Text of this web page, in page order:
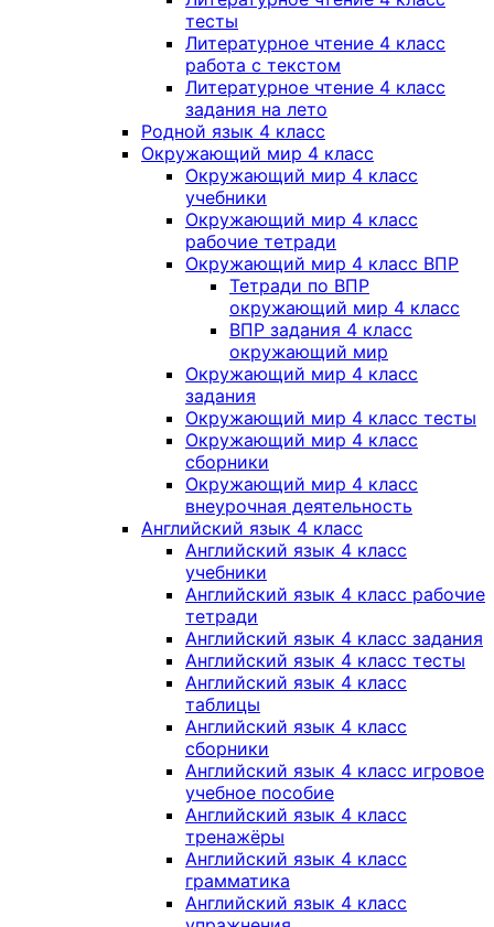
тесты
Литературное чтение 4 класс
работа с текстом
Литературное чтение 4 класс
задания на лето
Родной язык 4 класс
Окружающий мир 4 класс
Окружающий мир 4 класс
учебники
Окружающий мир 4 класс
рабочие тетради
Окружающий мир 4 класс ВПР
Тетради по ВПР
окружающий мир 4 класс
ВПР задания 4 класс
окружающий мир
Окружающий мир 4 класс
задания
Окружающий мир 4 класс тесты
Окружающий мир 4 класс
сборники
Окружающий мир 4 класс
внеурочная деятельность
Английский язык 4 класс
Английский язык 4 класс
учебники
Английский язык 4 класс рабочие
тетради
Английский язык 4 класс задания
Английский язык 4 класс тесты
Английский язык 4 класс
таблицы
Английский язык 4 класс
сборники
Английский язык 4 класс игровое
учебное пособие
Английский язык 4 класс
тренажёры
Английский язык 4 класс
грамматика
Английский язык 4 класс